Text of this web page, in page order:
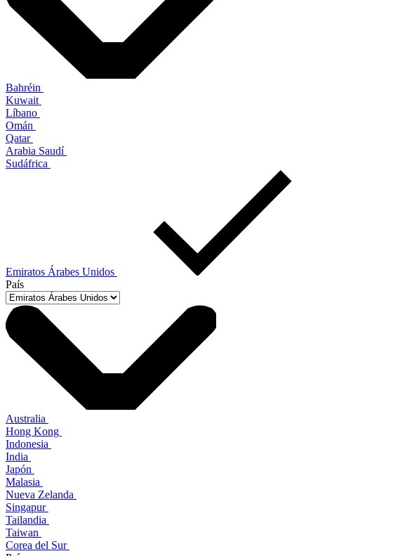
Bahréin
Kuwait
Líbano
Omán
Qatar
Arabia Saudí
Sudáfrica
Emiratos Árabes Unidos
País
Australia
Hong Kong
Indonesia
India
Japón
Malasia
Nueva Zelanda
Singapur
Tailandia
Taiwan
Corea del Sur